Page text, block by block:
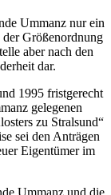
Ummanz nur ein
Größenordnung
aber nach den
dar.
1995 fristgerecht
gelegenen
zu Stralsund“
sei den Anträgen
Eigentümer im
Ummanz und die